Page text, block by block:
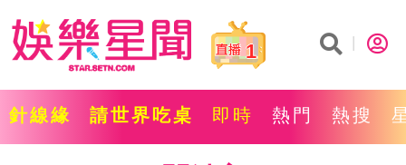
1
針線緣 請世界吃桌 即時 熱門 熱搜